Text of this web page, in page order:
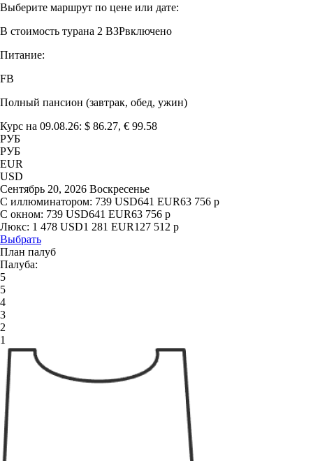
Выберите маршрут по цене или дате:
В стоимость турана 2 ВЗРвключено
Питание:
FB
Полный пансион (завтрак, обед, ужин)
Курс на 09.08.26: $ 86.27, € 99.58
РУБ
РУБ
EUR
USD
Сентябрь 20, 2026 Воскресенье
С иллюминатором: 739 USD641 EUR63 756 р
С окном: 739 USD641 EUR63 756 р
Люкс: 1 478 USD1 281 EUR127 512 р
Выбрать
План палуб
Палуба:
5
5
4
3
2
1